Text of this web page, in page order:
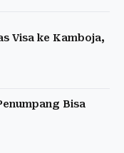
Visa ke Kamboja,
Bisa